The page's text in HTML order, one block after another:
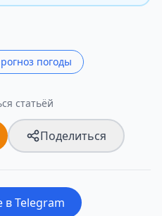
погоды
статьёй
Поделиться
в Telegram